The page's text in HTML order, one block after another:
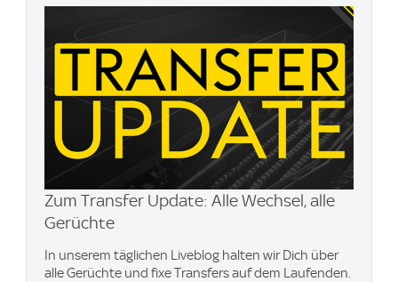
Zum Transfer Update: Alle Wechsel, alle
Gerüchte
In unserem täglichen Liveblog halten wir Dich über
alle Gerüchte und fixe Transfers auf dem Laufenden.